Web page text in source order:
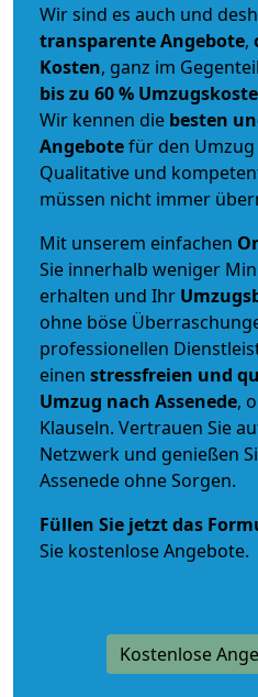
Wir sind es auch und
transparente Angebote,
Kosten, ganz im
bis zu 60 %
Wir kennen die besten
Angebotefür den Umzug
Qualitative und
müssen nicht immer
Mit unserem einfachen
Sie innerhalb weniger
erhalten und Ihr
ohne böse
professionellen
einen stressfreien und
Umzug nach Assenede,
Klauseln. Vertrauen Sie
Netzwerk und genießen
Assenede ohne Sorgen.
Füllen Sie jetzt das
Sie kostenlose Angebote.
Kostenlose